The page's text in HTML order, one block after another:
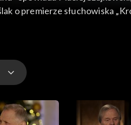
o premierze słuchowiska
TOPR.